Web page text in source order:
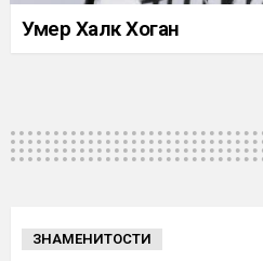
Умер Халк Хоган
ЗНАМЕНИТОСТИ